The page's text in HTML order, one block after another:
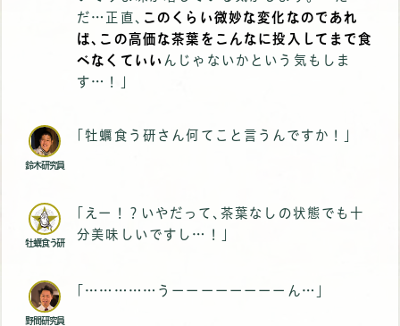
だ…正直､ このくらい微妙な変化なのであれ
ば､この高価な茶葉をこんなに投入してまで食
べなくていい んじゃないかという気もしま
す…！｣
鈴木研究員
｢牡蠣食う研さん何てこと言うんですか！｣
牡蠣食う研
｢えー！？いやだって､茶葉なしの状態でも十
分美味しいですし…！｣
野間研究員
｢……………うーーーーーーーーん…｣